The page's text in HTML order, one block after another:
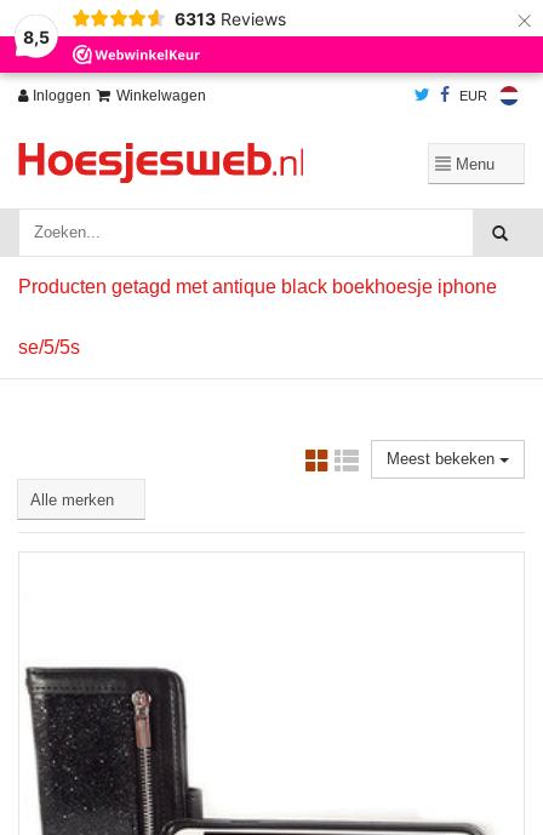
8,5
6313 Reviews ×
Inloggen Winkelwagen EUR
Producten getagd met antique black boekhoesje iphone
se/5/5s
Meest bekeken
Wij slaan cookies op om onze website te verbeteren. Is dat akkoord?
Ja
Nee